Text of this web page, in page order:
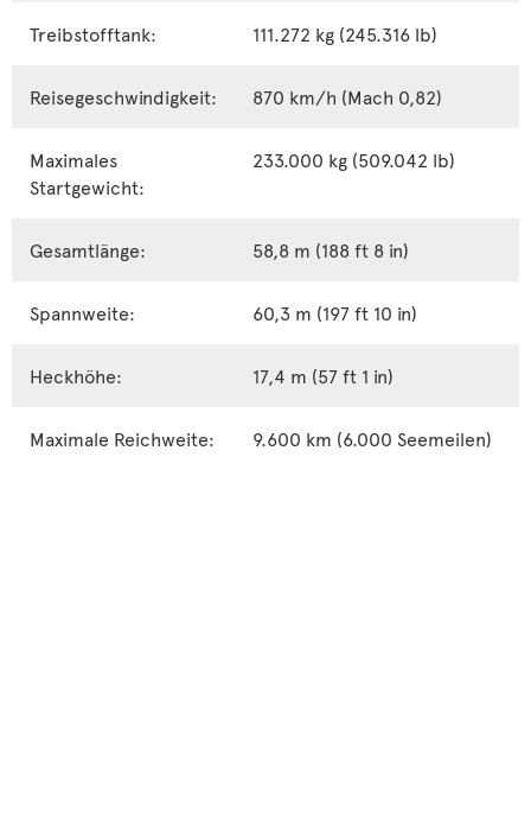
Treibstofftank: 111.272 kg (245.316 lb)
Reisegeschwindigkeit: 870 km/h (Mach 0,82)
Maximales
Startgewicht:
233.000 kg (509.042 lb)
Gesamtlänge: 58,8 m (188 ft 8 in)
Spannweite: 60,3 m (197 ft 10 in)
Heckhöhe: 17,4 m (57 ft 1 in)
Maximale Reichweite: 9.600 km (6.000 Seemeilen)